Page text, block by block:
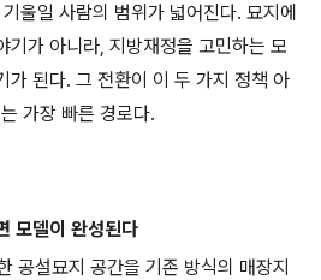
울일 사람의 범위가 넓어진다. 묘지에
기가 아니라, 지방재정을 고민하는 모
가 된다. 그 전환이 이 두 가지 정책 아
가장 빠른 경로다.
모델이 완성된다
설묘지 공간을 기존 방식의 매장지